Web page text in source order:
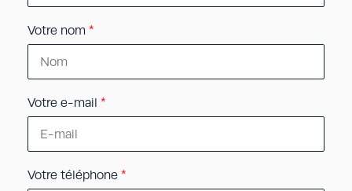
Votre nom *
Votre e-mail *
Votre téléphone *